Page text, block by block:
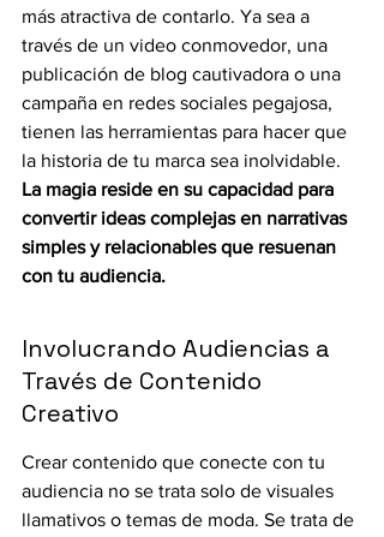
más atractiva de contarlo. Ya sea a
través de un video conmovedor, una
publicación de blog cautivadora o una
campaña en redes sociales pegajosa,
tienen las herramientas para hacer que
la historia de tu marca sea inolvidable.
La magia reside en su capacidad para
convertir ideas complejas en narrativas
simples y relacionables que resuenan
con tu audiencia.
Involucrando Audiencias a
Través de Contenido
Creativo
Crear contenido que conecte con tu
audiencia no se trata solo de visuales
llamativos o temas de moda. Se trata de